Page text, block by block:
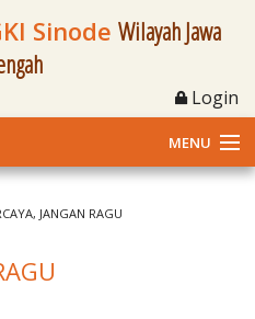
Sinode Wilayah Jawa
Login
MENU
JANGAN RAGU